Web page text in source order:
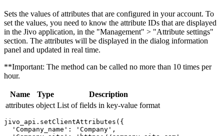
Sets the values ​​of attributes that are configured in your account. To
set the values, you need to know the attribute IDs that are displayed
in the Jivo application, in the "Management" > "Attribute settings"
section. The attributes will be displayed in the dialog information
panel and updated in real time.
**Important: The method can be called no more than 10 times per
hour.
Name Type
Description
attributes object List of fields in key-value format
jivo_api.setClientAttributes({
  'Company_name': 'Company',